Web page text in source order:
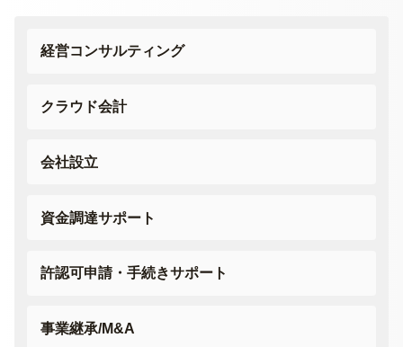
経営コンサルティング
クラウド会計
会社設立
資金調達サポート
許認可申請・手続きサポート
事業継承/M&A